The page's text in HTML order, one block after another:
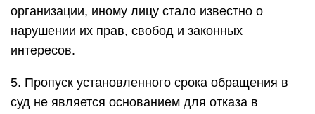
организации, иному лицу стало известно о
нарушении их прав, свобод и законных
интересов.
5. Пропуск установленного срока обращения в
суд не является основанием для отказа в